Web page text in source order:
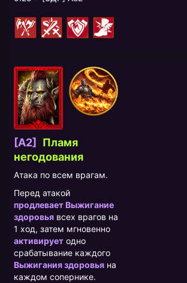
[A2]
Пламя
негодования
Атака по всем врагам.
Перед атакой
продлевает Выжигание
здоровья всех врагов на
1 ход, затем мгновенно
активирует одно
срабатывание каждого
Выжигания здоровья на
каждом сопернике.